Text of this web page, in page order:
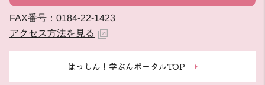
FAX番号：0184-22-1423
アクセス方法を見る
はっしん！学ぶんポータルTOP